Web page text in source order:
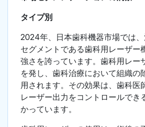
タイプ別
2024年、日本歯科機器市場では
セグメントである歯科用レーザー
強さを誇っています。歯科用レー
を発し、歯科治療において組織の
用されます。その効果は、歯科医
レーザー出力をコントロールでき
かっています。